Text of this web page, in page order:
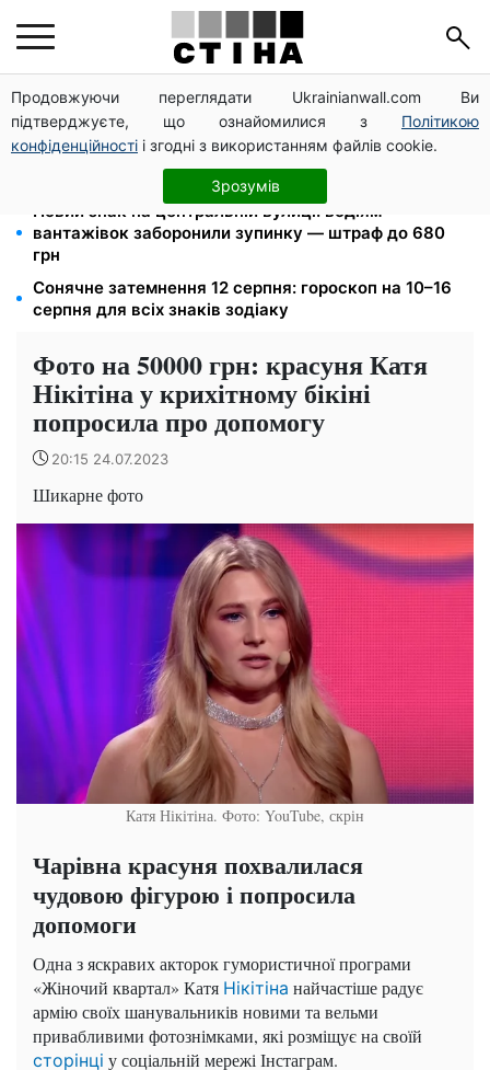
Продовжуючи переглядати Ukrainianwall.com Ви
підтверджуєте, що ознайомилися з Політикою
конфіденційності і згодні з використанням файлів cookie.
Зрозумів
Пенсія по інвалідності III групи з вересня: від 2595
до 10 625 грн — хто скільки отримає
Затемнення 12 серпня: астролог Базиленко дала
гороскоп на 3–9 серпня для всіх знаків зодіаку
Новий знак на центральній вулиці: водіям
вантажівок заборонили зупинку — штраф до 680
грн
Сонячне затемнення 12 серпня: гороскоп на 10–16
серпня для всіх знаків зодіаку
Фото на 50000 грн: красуня Катя
Нікітіна у крихітному бікіні
попросила про допомогу
20:15 24.07.2023
Шикарне фото
Катя Нікітіна. Фото: YouTube, скрін
Чарівна красуня похвалилася
чудовою фігурою і попросила
допомоги
Одна з яскравих акторок гумористичної програми
«Жіночий квартал» Катя Нікітіна найчастіше радує
армію своїх шанувальників новими та вельми
привабливими фотознімками, які розміщує на своїй
сторінці у соціальній мережі Інстаграм.